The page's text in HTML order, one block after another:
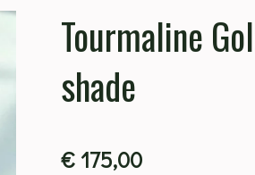
Tourmaline
shade
€ 175,00